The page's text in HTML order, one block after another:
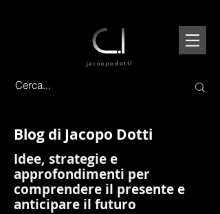
jacoopodotti
Blog di Jacopo Dotti
Idee, strategie e
approfondimenti per
comprendere il presente e
anticipare il futuro